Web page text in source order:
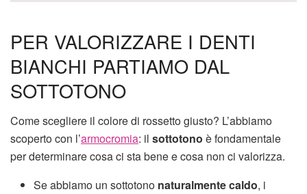
PER VALORIZZARE I DENTI
BIANCHI PARTIAMO DAL
SOTTOTONO
Come scegliere il colore di rossetto giusto? L’abbiamo
scoperto con l’armocromia: il sottotono è fondamentale
per determinare cosa ci sta bene e cosa non ci valorizza.
Se abbiamo un sottotono naturalmente caldo, i